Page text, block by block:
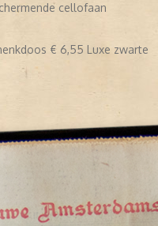
cellofaan
€ 6,55 Luxe zwarte